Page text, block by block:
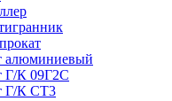
алюминиевый
Г/К 09Г2С
Г/К СТ3